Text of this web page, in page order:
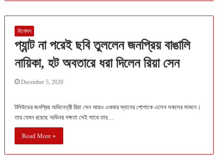
বিনোদন
প্যান্ট না পরেই ছবি তুললেন জনপ্রিয় বাঙালি
নায়িকা, হট অবতারে ধরা দিলেন রিয়া সেন
December 5, 2020
টলিউডের জনপ্রিয় অভিনেত্রী রিয়া সেন আরও একবার স্নানের পোশাকে এলেন সকলের সামনে।
তার যেমন রয়েছে অভিনয় দক্ষতা সেই সাথে তার…
Read More »